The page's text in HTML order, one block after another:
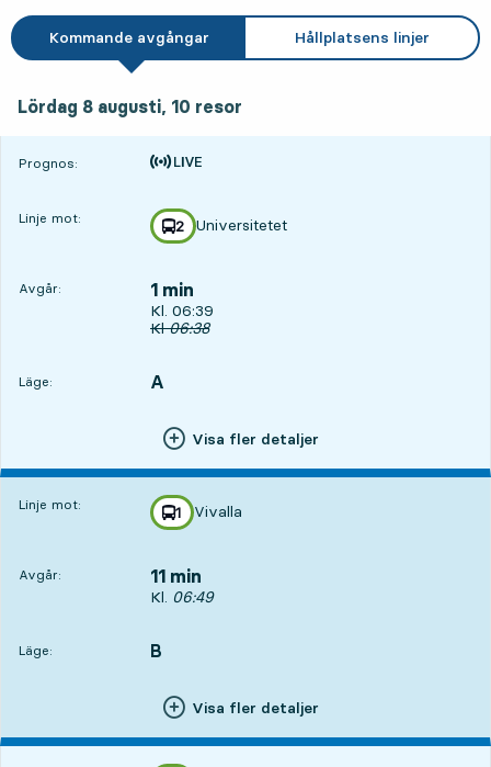
Kommande avgångar Hållplatsens linjer
Lördag 8 augusti, 10 resor
Prognos:
Tiden är prognos
Linje mot: linje
2
mot
Universitetet
,
Avgår: 1 min
Avgår, Kl. 06:39, om 1 min
Kl. 06:39
Ursprunglig avgångstid
Kl06:38
Läge:
LÄGE, A
,
Visa fler detaljer
Linje mot: linje
1
mot
Vivalla
,
Avgår: 11 min
Avgår, Kl. 06:49, om 11 min
Kl. 06:49
Läge:
LÄGE, B
,
Visa fler detaljer